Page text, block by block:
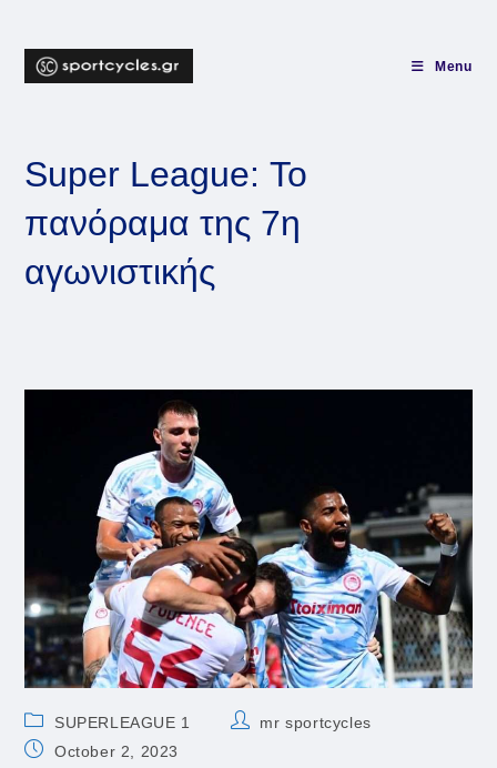
content
Menu
Super League: Το
πανόραμα της 7η
αγωνιστικής
Post
category:
SUPERLEAGUE 1
Postmr sportcycles
PostOctober 2, 2023